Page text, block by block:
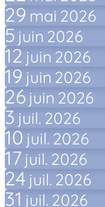
29 mai 2026
5 juin 2026
12 juin 2026
19 juin 2026
26 juin 2026
3 juil. 2026
10 juil. 2026
17 juil. 2026
24 juil. 2026
31 juil. 2026